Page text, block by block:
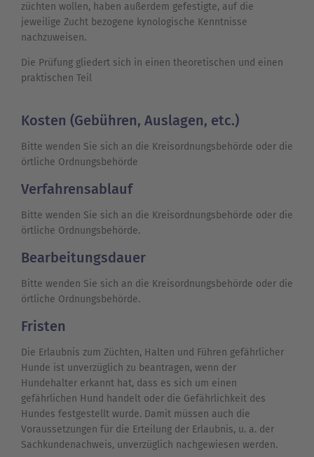
züchten wollen, haben außerdem gefestigte, auf die
jeweilige Zucht bezogene kynologische Kenntnisse
nachzuweisen.
Die Prüfung gliedert sich in einen theoretischen und einen
praktischen Teil
Kosten (Gebühren, Auslagen, etc.)
Bitte wenden Sie sich an die Kreisordnungsbehörde oder die
örtliche Ordnungsbehörde
Verfahrensablauf
Bitte wenden Sie sich an die Kreisordnungsbehörde oder die
örtliche Ordnungsbehörde.
Bearbeitungsdauer
Bitte wenden Sie sich an die Kreisordnungsbehörde oder die
örtliche Ordnungsbehörde.
Fristen
Die Erlaubnis zum Züchten, Halten und Führen gefährlicher
Hunde ist unverzüglich zu beantragen, wenn der
Hundehalter erkannt hat, dass es sich um einen
gefährlichen Hund handelt oder die Gefährlichkeit des
Hundes festgestellt wurde. Damit müssen auch die
Voraussetzungen für die Erteilung der Erlaubnis, u. a. der
Sachkundenachweis, unverzüglich nachgewiesen werden.